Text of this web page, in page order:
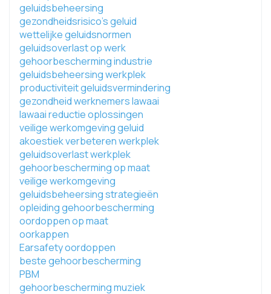
geluidsbeheersing
gezondheidsrisico's geluid
wettelijke geluidsnormen
geluidsoverlast op werk
gehoorbescherming industrie
geluidsbeheersing werkplek
productiviteit geluidsvermindering
gezondheid werknemers lawaai
lawaai reductie oplossingen
veilige werkomgeving geluid
akoestiek verbeteren werkplek
geluidsoverlast werkplek
gehoorbescherming op maat
veilige werkomgeving
geluidsbeheersing strategieën
opleiding gehoorbescherming
oordoppen op maat
oorkappen
Earsafety oordoppen
beste gehoorbescherming
PBM
gehoorbescherming muziek